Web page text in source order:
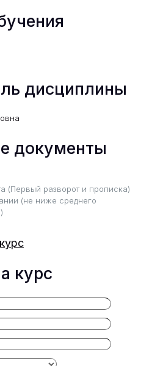
дисциплины
документы
(Первый разворот и прописка)
(не ниже среднего
курс